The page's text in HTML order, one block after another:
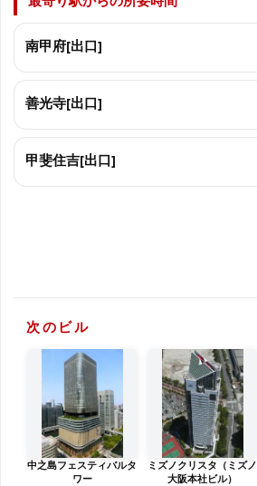
南甲府[出口]
善光寺[出口]
甲斐住吉[出口]
次のビル
中之島フェスティバルタ
ワー
ミズノクリスタ（ミズノ
大阪本社ビル）